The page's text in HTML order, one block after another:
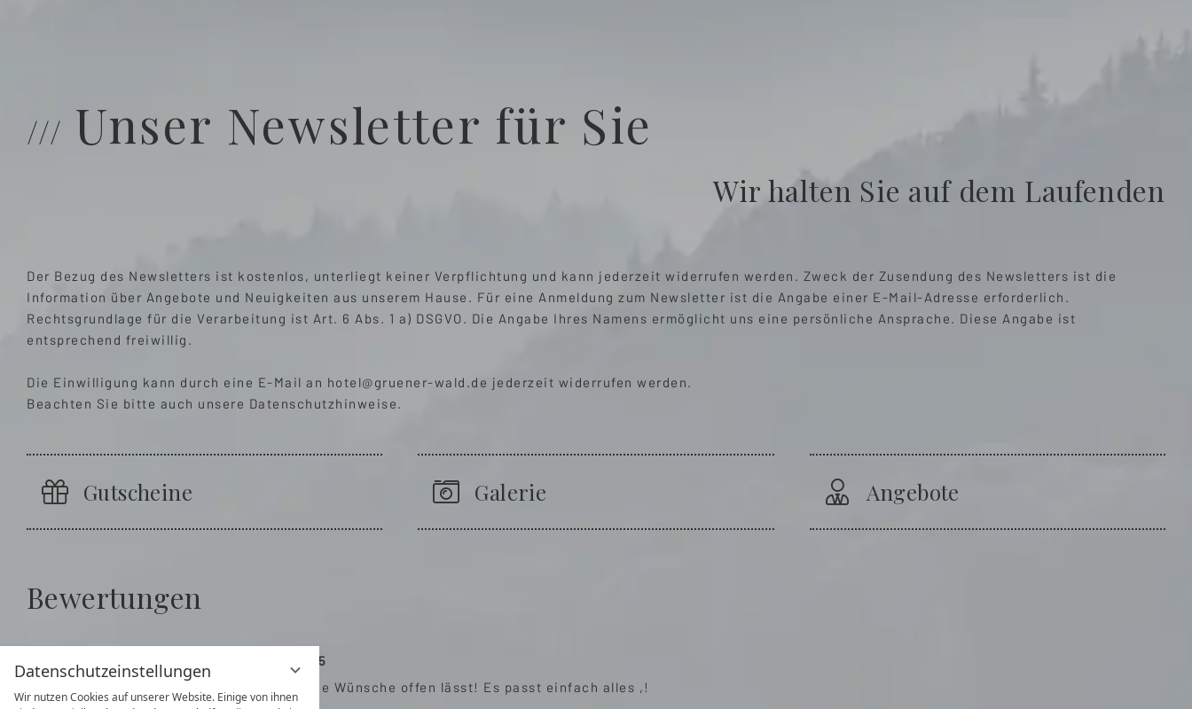
Datenschutzeinstellungen
Wir nutzen Cookies auf unserer Website. Einige von ihnen
Unser Newsletter für Sie
Wir halten Sie auf dem Laufenden
Der Bezug des Newsletters ist kostenlos, unterliegt keiner Verpflichtung und kann jederzeit widerrufen werden. Zweck der Zusendung des Newsletters ist die
Information über Angebote und Neuigkeiten aus unserem Hause. Für eine Anmeldung zum Newsletter ist die Angabe einer E-Mail-Adresse erforderlich.
Rechtsgrundlage für die Verarbeitung ist Art. 6 Abs. 1 a) DSGVO. Die Angabe Ihres Namens ermöglicht uns eine persönliche Ansprache. Diese Angabe ist
entsprechend freiwillig.
Die Einwilligung kann durch eine E-Mail an hotel@gruener-wald.de jederzeit widerrufen werden.
Beachten Sie bitte auch unsere Datenschutzhinweise.
Gutscheine Galerie Angebote
Bewertungen
Frau E. am 02.11.2025
Tolles Hotel was keine Wünsche offen lässt! Es passt einfach alles ,!